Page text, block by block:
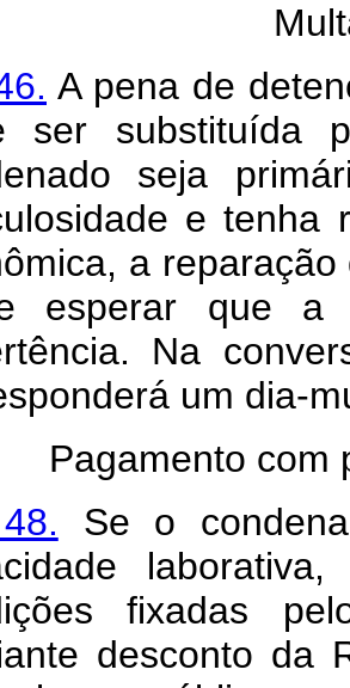
A pena de
ser substituída
seja
e tenha
a
esperar que a
Na
um dia-
Pagamento com
Se o
fixadas
desconto da